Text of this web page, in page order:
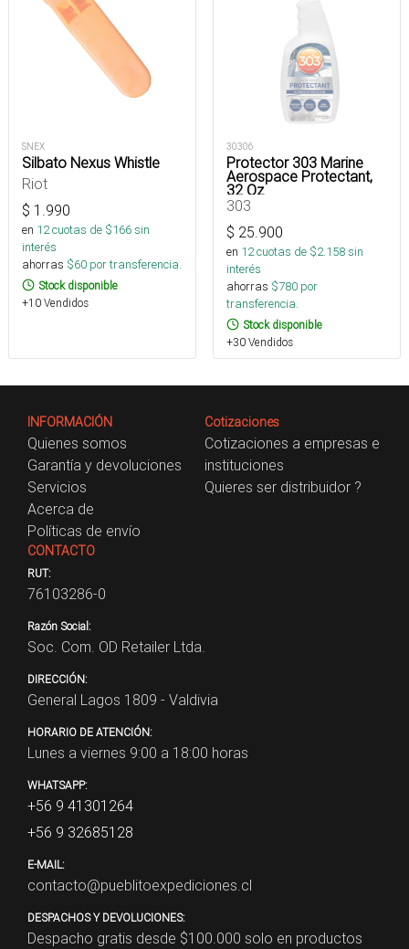
SNEX
Silbato Nexus Whistle
Riot
$ 1.990
en 12cuotas de $166sin
interés
ahorras $60 por transferencia.
Stock disponible
+10 Vendidos
30306
Protector 303 Marine
Aerospace Protectant,
32 Oz
303
$ 25.900
en 12cuotas de $2.158sin
interés
ahorras $780 por
transferencia.
Stock disponible
+30 Vendidos
INFORMACIÓN
Quienes somos
Garantía y devoluciones
Servicios
Acerca de
Políticas de envío
Cotizaciones
Cotizaciones a empresas e
instituciones
Quieres ser distribuidor ?
CONTACTO
RUT:
76103286-0
Razón Social:
Soc. Com. OD Retailer Ltda.
DIRECCIÓN:
General Lagos 1809 - Valdivia
HORARIO DE ATENCIÓN:
Lunes a viernes 9:00 a 18:00 horas
WHATSAPP:
+56 9 41301264
+56 9 32685128
E-MAIL:
contacto@pueblitoexpediciones.cl
DESPACHOS Y DEVOLUCIONES:
Despacho gratis desde $100.000 solo en productos